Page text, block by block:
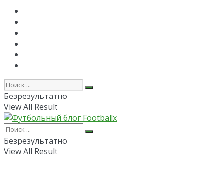
Безрезультатно
View All Result
Безрезультатно
View All Result